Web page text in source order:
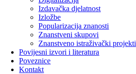
Izdavačka djelatnost
Izložbe
Popularizacija znanosti
Znanstveni skupovi
Znanstveno istraživački projekti
Povijesni izvori i literatura
Poveznice
Kontakt